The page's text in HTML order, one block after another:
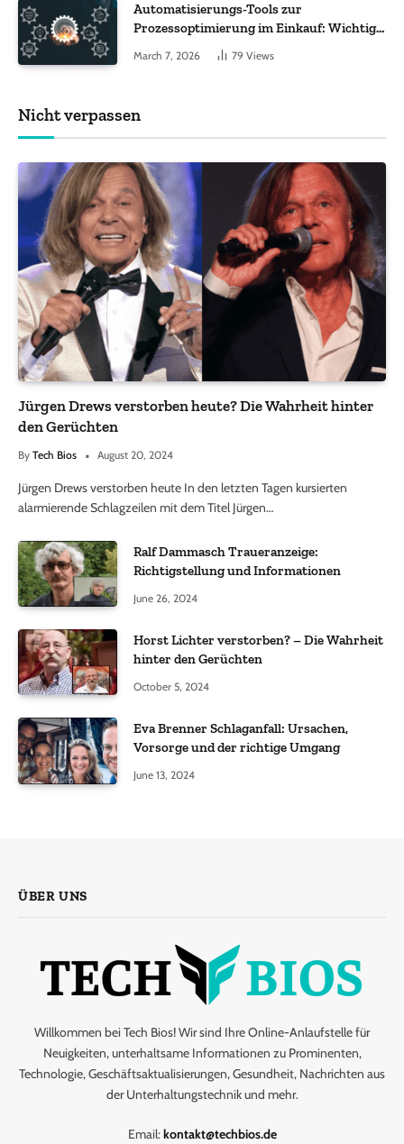
Automatisierungs-Tools zur
Prozessoptimierung im Einkauf: Wichtige
Funktionen, auf die Sie achten sollten
March 7, 2026 79 Views
Nicht verpassen
Jürgen Drews verstorben heute? Die Wahrheit hinter
den Gerüchten
By Tech Bios August 20, 2024
Jürgen Drews verstorben heute In den letzten Tagen kursierten
alarmierende Schlagzeilen mit dem Titel Jürgen…
Ralf Dammasch Traueranzeige:
Richtigstellung und Informationen
June 26, 2024
Horst Lichter verstorben? – Die Wahrheit
hinter den Gerüchten
October 5, 2024
Eva Brenner Schlaganfall: Ursachen,
Vorsorge und der richtige Umgang
June 13, 2024
ÜBER UNS
Willkommen bei Tech Bios! Wir sind Ihre Online-Anlaufstelle für
Neuigkeiten, unterhaltsame Informationen zu Prominenten,
Technologie, Geschäftsaktualisierungen, Gesundheit, Nachrichten aus
der Unterhaltungstechnik und mehr.
Email:kontakt@techbios.de